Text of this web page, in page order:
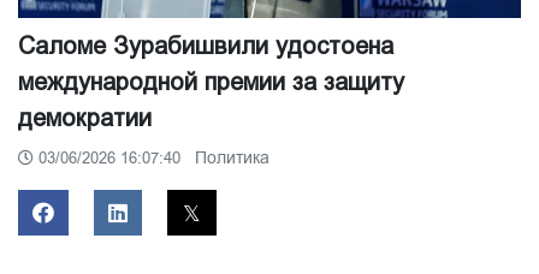
Саломе Зурабишвили удостоена
международной премии за защиту
демократии
03/06/2026 16:07:40 Политика